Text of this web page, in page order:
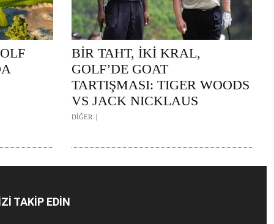
BİR TAHT, İKİ KRAL,
GOLF’DE GOAT
TARTIŞMASI: TIGER WOODS
VS JACK NICKLAUS
DİĞER
TAKİP EDİN